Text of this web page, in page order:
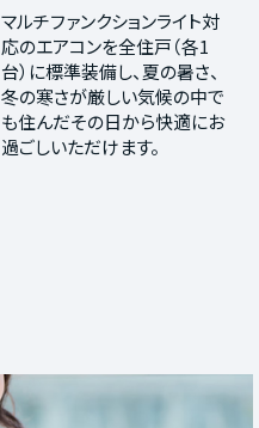
マルチファンクションライト対
応のエアコンを全住戸（各1
台）に標準装備し、夏の暑さ、
冬の寒さが厳しい気候の中で
も住んだその日から快適にお
過ごしいただけます。